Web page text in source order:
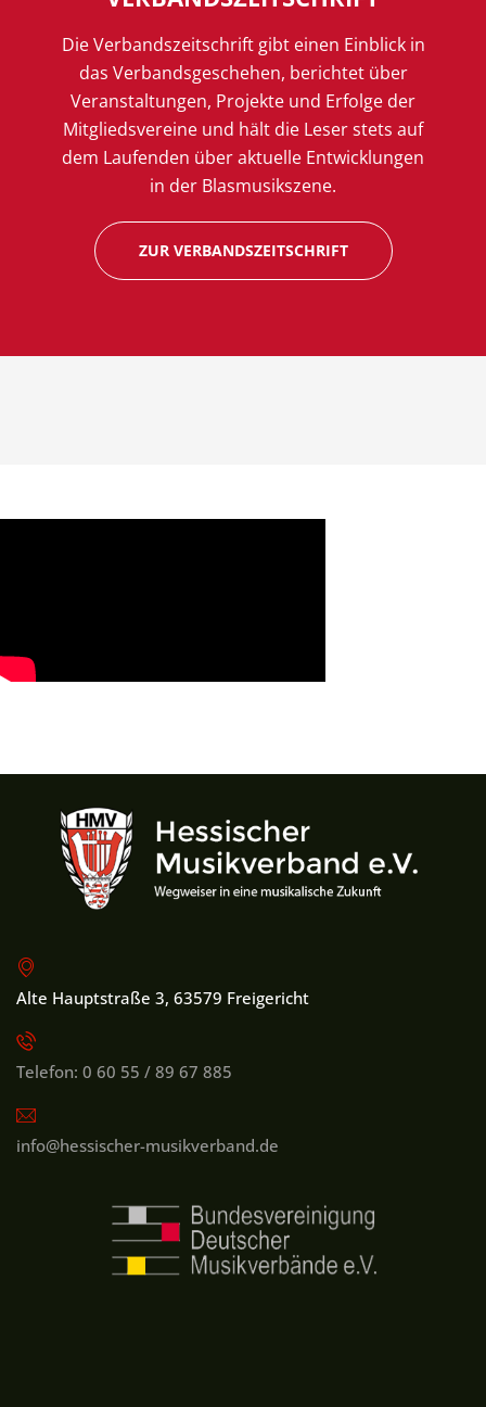
Die Verbandszeitschrift gibt einen Einblick in
das Verbandsgeschehen, berichtet über
Veranstaltungen, Projekte und Erfolge der
Mitgliedsvereine und hält die Leser stets auf
dem Laufenden über aktuelle Entwicklungen
in der Blasmusikszene.
ZUR VERBANDSZEITSCHRIFT
Alte Hauptstraße 3, 63579 Freigericht
Telefon: 0 60 55 / 89 67 885
info@hessischer-musikverband.de